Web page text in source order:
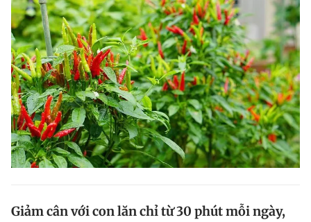
Giảm cân với con lăn chỉ từ 30 phút mỗi ngày,